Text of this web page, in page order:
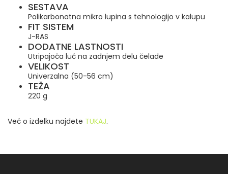
SESTAVA
Polikarbonatna mikro lupina s tehnologijo v kalupu
FIT SISTEM
J-RAS
DODATNE LASTNOSTI
Utripajoča luč na zadnjem delu čelade
VELIKOST
Univerzalna (50-56 cm)
TEŽA
220 g
Več o izdelku najdete TUKAJ.